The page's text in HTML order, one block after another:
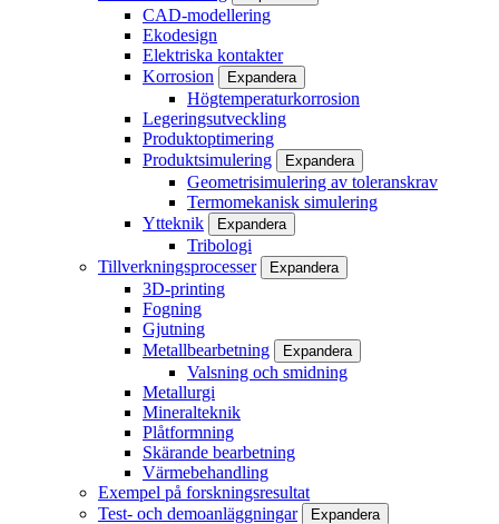
CAD-modellering
Ekodesign
Elektriska kontakter
Korrosion
Expandera
Högtemperaturkorrosion
Legeringsutveckling
Produktoptimering
Produktsimulering
Expandera
Geometrisimulering av toleranskrav
Termomekanisk simulering
Ytteknik
Expandera
Tribologi
Tillverkningsprocesser
Expandera
3D-printing
Fogning
Gjutning
Metallbearbetning
Expandera
Valsning och smidning
Metallurgi
Mineralteknik
Plåtformning
Skärande bearbetning
Värmebehandling
Exempel på forskningsresultat
Test- och demoanläggningar
Expandera